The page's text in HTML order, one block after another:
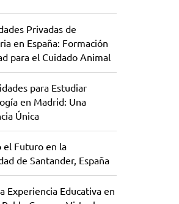
Privadas de
en España: Formación
para el Cuidado Animal
para Estudiar
en Madrid: Una
Única
el Futuro en la
de Santander, España
Experiencia Educativa en